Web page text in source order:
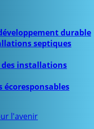
durable
septiques
des installations